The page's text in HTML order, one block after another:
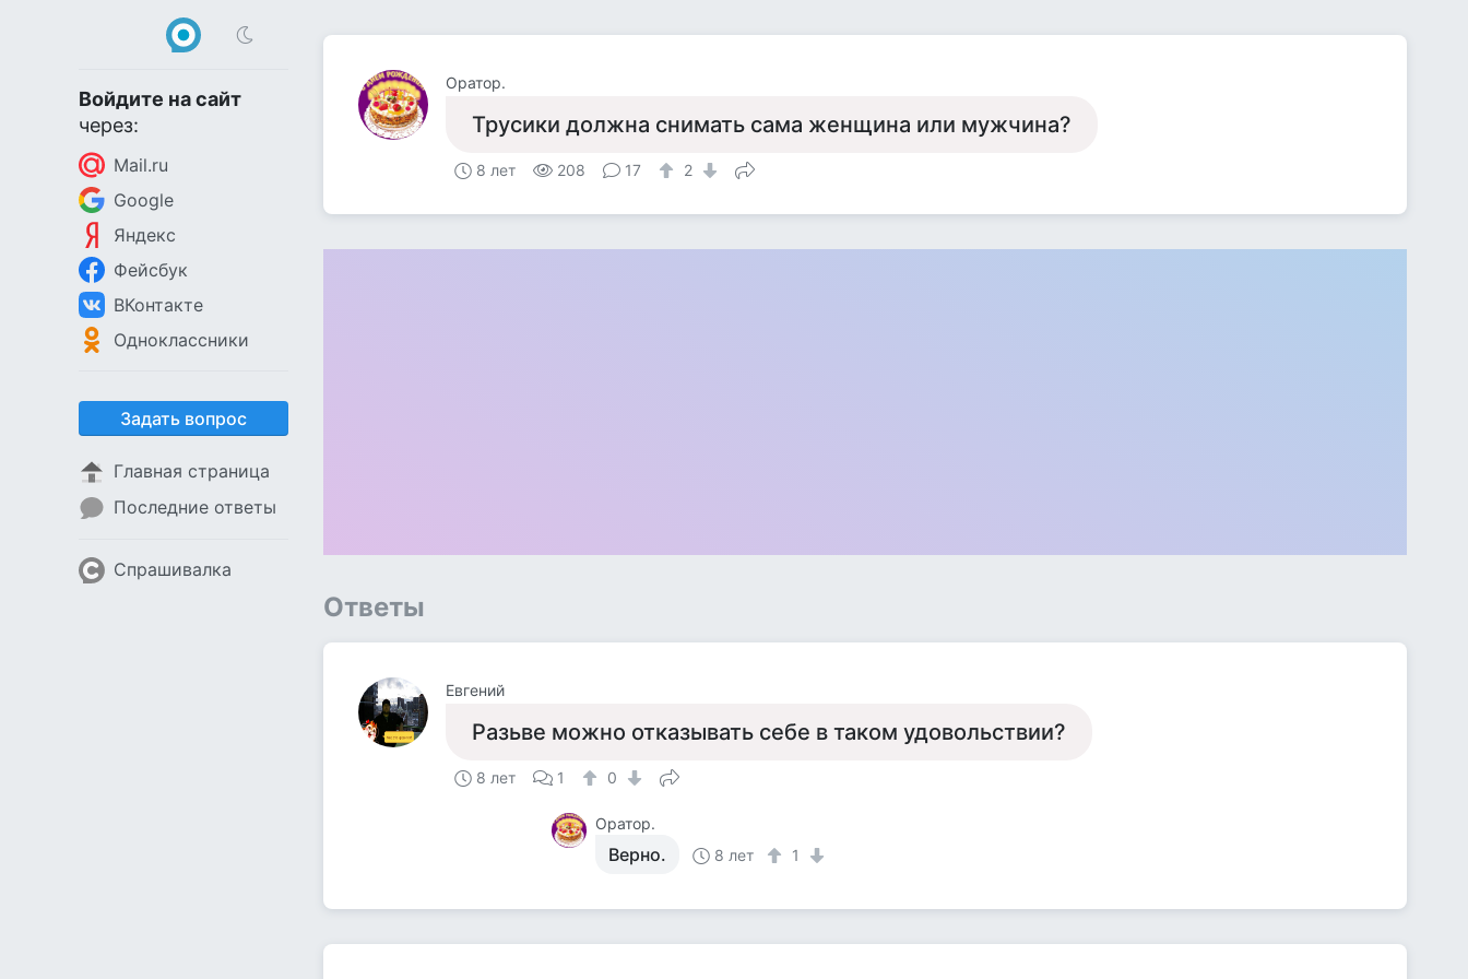
Войдите на сайт
через:
Mail.ru
Google
Яндекс
Фейсбук
ВКонтакте
Одноклассники
Задать вопрос
Главная страница
Последние ответы
Спрашивалка
Оратор.
Трусики должна снимать сама женщина или мужчина?
8 лет 208 17 2
Ответы
Евгений
Разьве можно отказывать себе в таком удовольствии?
8 лет 1 0
Оратор.
Верно. 8 лет 1